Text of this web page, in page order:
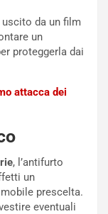
da un film
un
proteggerla dai
attacca dei
, l’antifurto
un
prescelta.
eventuali